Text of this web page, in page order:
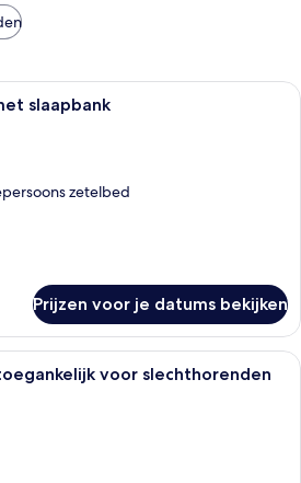
Hotelkamer met een groot bed, een
slaapbank
zetelbed
Prijzen voor je datums bekijken
Hotelkamer met een groot bed, een
voor slechthorenden